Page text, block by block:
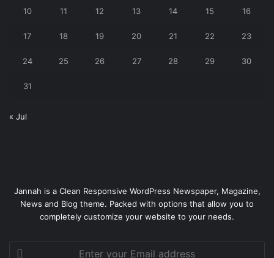
10 11 12 13 14 15 16
17 18 19 20 21 22 23
24 25 26 27 28 29 30
31
« Jul
Jannah is a Clean Responsive WordPress Newspaper, Magazine,
News and Blog theme. Packed with options that allow you to
completely customize your website to your needs.